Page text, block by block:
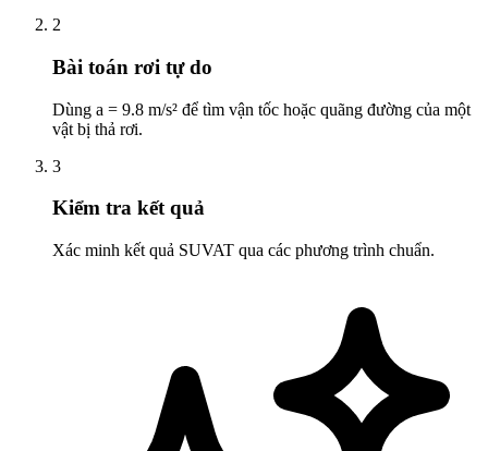
2
Bài toán rơi tự do
Dùng a = 9.8 m/s² để tìm vận tốc hoặc quãng đường của một
vật bị thả rơi.
3
Kiểm tra kết quả
Xác minh kết quả SUVAT qua các phương trình chuẩn.